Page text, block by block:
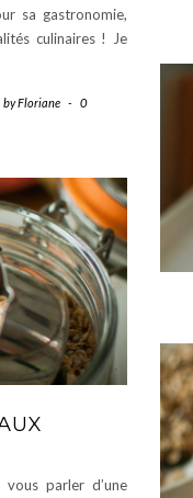
sa gastronomie,
culinaires ! Je
byFloriane -
0
parler d’une